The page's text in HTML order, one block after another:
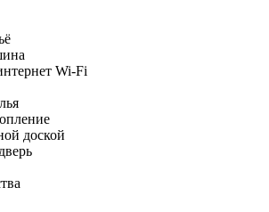
Wi-Fi
доской